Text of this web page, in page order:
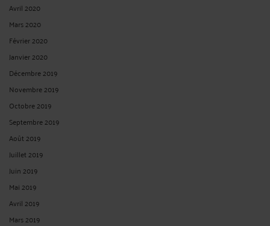
Avril 2020
Mars 2020
Février 2020
Janvier 2020
Décembre 2019
Novembre 2019
Octobre 2019
Septembre 2019
Août 2019
Juillet 2019
Juin 2019
Mai 2019
Avril 2019
Mars 2019